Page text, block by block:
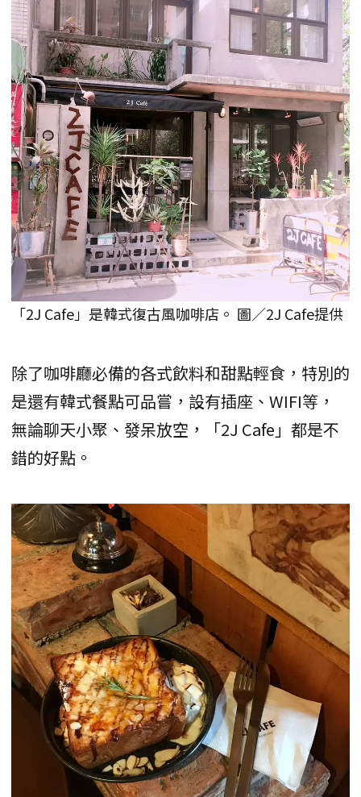
「2J Cafe」是韓式復古風咖啡店。 圖／2J Cafe提供
除了咖啡廳必備的各式飲料和甜點輕食，特別的
是還有韓式餐點可品嘗，設有插座、WIFI等，
無論聊天小聚、發呆放空，「2J Cafe」都是不
錯的好點。